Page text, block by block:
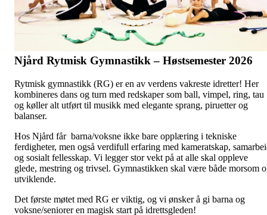
Njård Rytmisk Gymnastikk – Høstsemester 2026
Rytmisk gymnastikk (RG) er en av verdens vakreste idretter! Her
kombineres dans og turn med redskaper som ball, vimpel, ring, tau
og køller alt utført til musikk med elegante sprang, piruetter og
balanser.
Hos Njård får barna/voksne ikke bare opplæring i tekniske
ferdigheter, men også verdifull erfaring med kameratskap,
og sosialt fellesskap. Vi legger stor vekt på at alle skal oppleve
glede, mestring og trivsel. Gymnastikken skal være både morsom
utviklende.
Det første møtet med RG er viktig, og vi ønsker å gi barna og
voksne/seniorer en magisk start på idrettsgleden!